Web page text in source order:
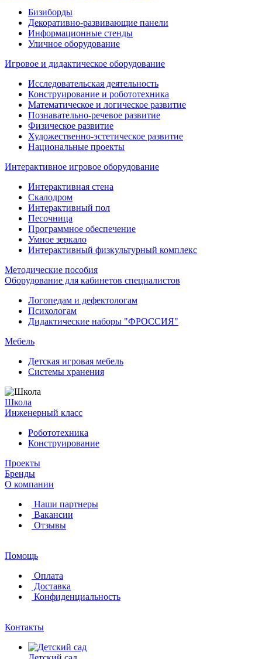
Бизиборды
Декоративно-развивающие панели
Информационные стенды
Уличное оборудование
Игровое и дидактическое оборудование
Исследовательская деятельность
Конструирование и робототехника
Математическое и логическое развитие
Познавательно-речевое развитие
Физическое развитие
Художественно-эстетическое развитие
Национальные проекты
Интерактивное игровое оборудование
Интерактивная стена
Скалодром
Интерактивный пол
Песочница
Программное обеспечение
Умное зеркало
Интерактивный физкультурный комплекс
Методические пособия
Оборудование для кабинетов специалистов
Логопедам и дефектологам
Психологам
Дидактические наборы "ФРОССИЯ"
Мебель
Детская игровая мебель
Системы хранения
Школа
Инженерный класс
Робототехника
Конструирование
Проекты
Бренды
О компании
Наши партнеры
Вакансии
Отзывы
Помощь
Оплата
Доставка
Конфиденциальность
Контакты